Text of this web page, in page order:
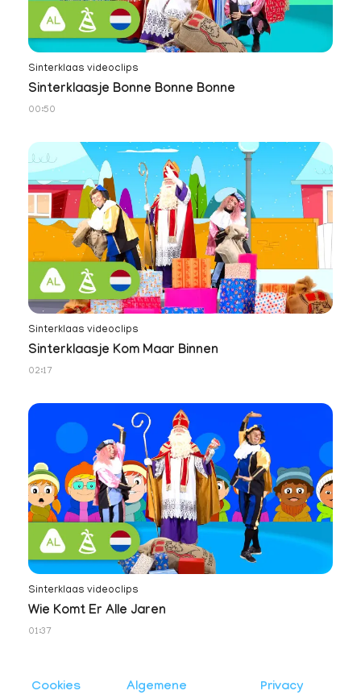
Sinterklaas videoclips
Sinterklaasje Bonne Bonne Bonne
00:50
Sinterklaas videoclips
Sinterklaasje Kom Maar Binnen
02:17
Sinterklaas videoclips
Wie Komt Er Alle Jaren
01:37
Cookies Algemene Privacy